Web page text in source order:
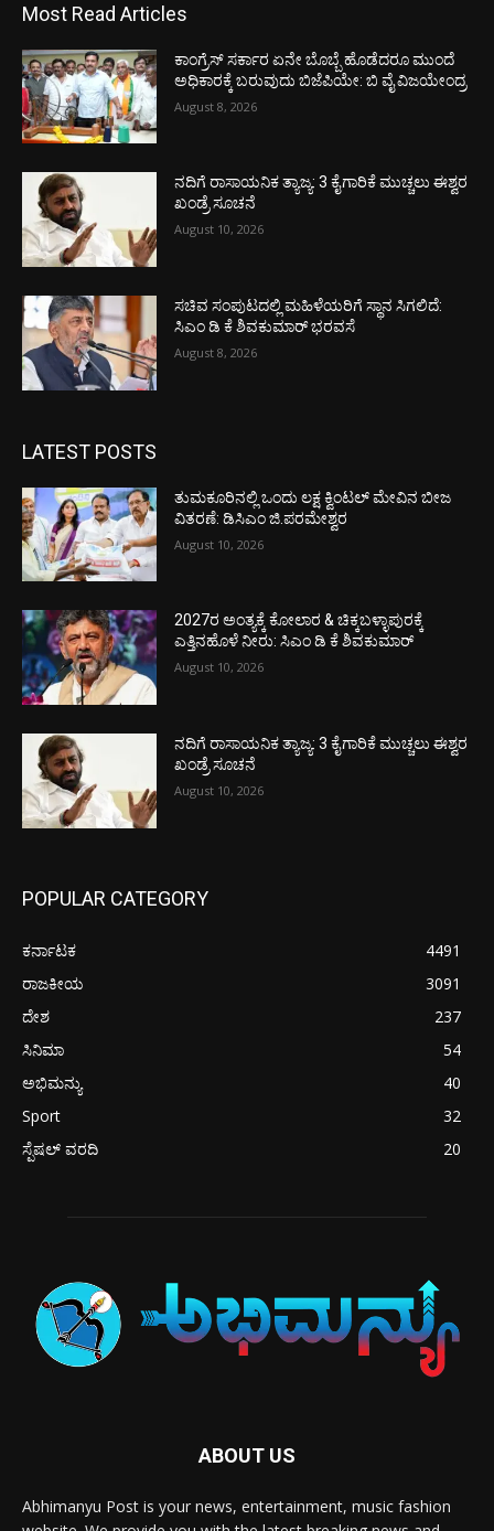
Most Read Articles
ಕಾಂಗ್ರೆಸ್ ಸರ್ಕಾರ ಏನೇ ಬೊಬ್ಬೆ ಹೊಡೆದರೂ ಮುಂದೆ
ಅಧಿಕಾರಕ್ಕೆ ಬರುವುದು ಬಿಜೆಪಿಯೇ: ಬಿ ವೈ ವಿಜಯೇಂದ್ರ
August 8, 2026
ನದಿಗೆ ರಾಸಾಯನಿಕ ತ್ಯಾಜ್ಯ: 3 ಕೈಗಾರಿಕೆ ಮುಚ್ಚಲು ಈಶ್ವರ
ಖಂಡ್ರೆ ಸೂಚನೆ
August 10, 2026
ಸಚಿವ ಸಂಪುಟದಲ್ಲಿ ಮಹಿಳೆಯರಿಗೆ ಸ್ಥಾನ ಸಿಗಲಿದೆ:
ಸಿಎಂ ಡಿ ಕೆ ಶಿವಕುಮಾರ್ ಭರವಸೆ
August 8, 2026
LATEST POSTS
ತುಮಕೂರಿನಲ್ಲಿ ಒಂದು ಲಕ್ಷ ಕ್ವಿಂಟಲ್ ಮೇವಿನ ಬೀಜ
ವಿತರಣೆ: ಡಿಸಿಎಂ ಜಿ.ಪರಮೇಶ್ವರ
August 10, 2026
2027ರ ಅಂತ್ಯಕ್ಕೆ ಕೋಲಾರ & ಚಿಕ್ಕಬಳ್ಳಾಪುರಕ್ಕೆ
ಎತ್ತಿನಹೊಳೆ ನೀರು: ಸಿಎಂ ಡಿ ಕೆ ಶಿವಕುಮಾರ್
August 10, 2026
ನದಿಗೆ ರಾಸಾಯನಿಕ ತ್ಯಾಜ್ಯ: 3 ಕೈಗಾರಿಕೆ ಮುಚ್ಚಲು ಈಶ್ವರ
ಖಂಡ್ರೆ ಸೂಚನೆ
August 10, 2026
POPULAR CATEGORY
ಕರ್ನಾಟಕ
4491
ರಾಜಕೀಯ
3091
ದೇಶ
237
ಸಿನಿಮಾ
54
ಅಭಿಮನ್ಯು
40
Sport
32
ಸ್ಪೆಷಲ್ ವರದಿ
20
ABOUT US
Abhimanyu Post is your news, entertainment, music fashion